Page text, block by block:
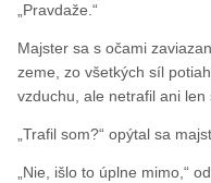
„Pravdaže.“
Majster sa s očami
zeme, zo všetkých síl
vzduchu, ale netrafil ani
„Trafil som?“ opýtal sa
„Nie, išlo to úplne mimo,“